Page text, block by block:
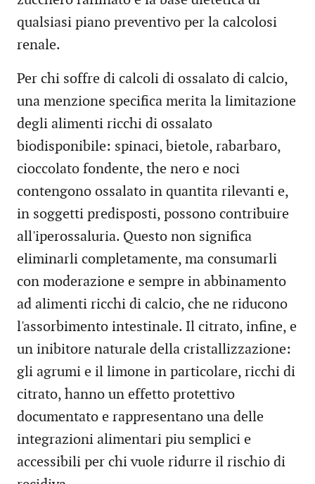
qualsiasi piano preventivo per la calcolosi
renale.
Per chi soffre di calcoli di ossalato di calcio,
una menzione specifica merita la limitazione
degli alimenti ricchi di ossalato
biodisponibile: spinaci, bietole, rabarbaro,
cioccolato fondente, the nero e noci
contengono ossalato in quantita rilevanti e,
in soggetti predisposti, possono contribuire
all'iperossaluria. Questo non significa
eliminarli completamente, ma consumarli
con moderazione e sempre in abbinamento
ad alimenti ricchi di calcio, che ne riducono
l'assorbimento intestinale. Il citrato, infine, e
un inibitore naturale della cristallizzazione:
gli agrumi e il limone in particolare, ricchi di
citrato, hanno un effetto protettivo
documentato e rappresentano una delle
integrazioni alimentari piu semplici e
accessibili per chi vuole ridurre il rischio di